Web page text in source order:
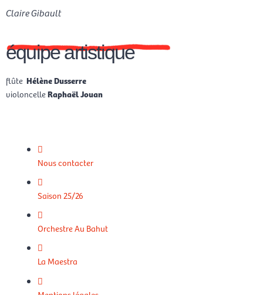
Claire Gibault
équipe artistique
flûte Hélène Dusserre
violoncelleRaphaël Jouan
Nous contacter
Saison 25/26
Orchestre Au Bahut
La Maestra